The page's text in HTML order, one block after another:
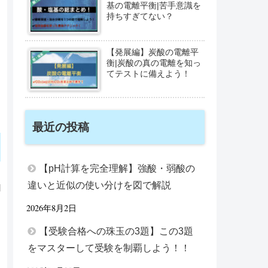
基の電離平衡|苦手意識を
持ちすぎてない？
【発展編】炭酸の電離平
衡|炭酸の真の電離を知っ
てテストに備えよう！
最近の投稿
【pH計算を完全理解】強酸・弱酸の
違いと近似の使い分けを図で解説
2026年8月2日
【受験合格への珠玉の3題】この3題
をマスターして受験を制覇しよう！！